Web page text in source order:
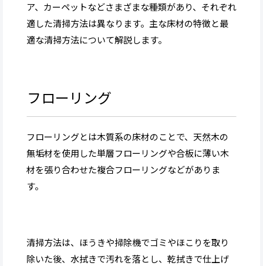
ア、カーペットなどさまざまな種類があり、それぞれ
適した清掃方法は異なります。主な床材の特徴と最
適な清掃方法について解説します。
フローリング
フローリングとは木質系の床材のことで、天然木の
無垢材を使用した単層フローリングや合板に薄い木
材を張り合わせた複合フローリングなどがありま
す。
清掃方法は、ほうきや掃除機でゴミやほこりを取り
除いた後、水拭きで汚れを落とし、乾拭きで仕上げ